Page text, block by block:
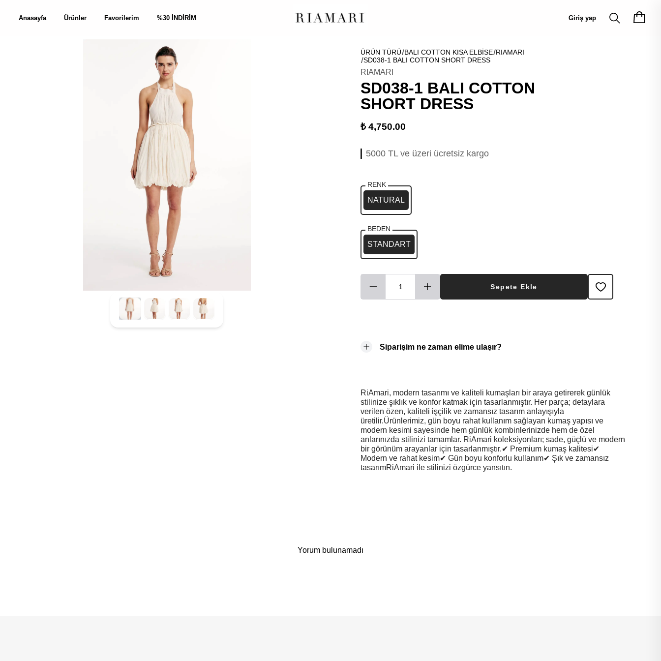
Anasayfa Ürünler Favorilerim %30 İNDİRİM Giriş yap
ÜRÜN TÜRÜ BALI COTTON KISA ELBİSE RIAMARI
SD038-1 BALI COTTON SHORT DRESS
RIAMARI
SD038-1 BALI COTTON
SHORT DRESS
₺ 4,750.00
5000 TL ve üzeri ücretsiz kargo
RENK
NATURAL
BEDEN
STANDART
Sepete Ekle
Siparişim ne zaman elime ulaşır?
RiAmari, modern tasarımı ve kaliteli kumaşları bir araya getirerek günlük
stilinize şıklık ve konfor katmak için tasarlanmıştır. Her parça; detaylara
verilen özen, kaliteli işçilik ve zamansız tasarım anlayışıyla
üretilir.Ürünlerimiz, gün boyu rahat kullanım sağlayan kumaş yapısı ve
modern kesimi sayesinde hem günlük kombinlerinizde hem de özel
anlarınızda stilinizi tamamlar. RiAmari koleksiyonları; sade, güçlü ve modern
bir görünüm arayanlar için tasarlanmıştır.✔ Premium kumaş kalitesi✔
Modern ve rahat kesim✔ Gün boyu konforlu kullanım✔ Şık ve zamansız
tasarımRiAmari ile stilinizi özgürce yansıtın.
Yorum bulunamadı